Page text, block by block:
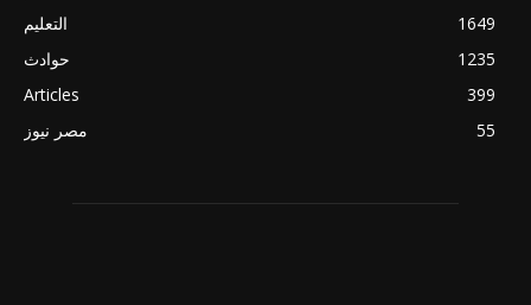
التعليم
1649
حوادث
1235
Articles
399
مصر نيوز
55